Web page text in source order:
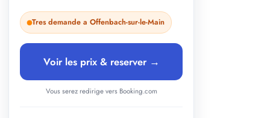
Tres demande a Offenbach-sur-le-Main
Voir les prix & reserver →
Vous serez redirige vers Booking.com